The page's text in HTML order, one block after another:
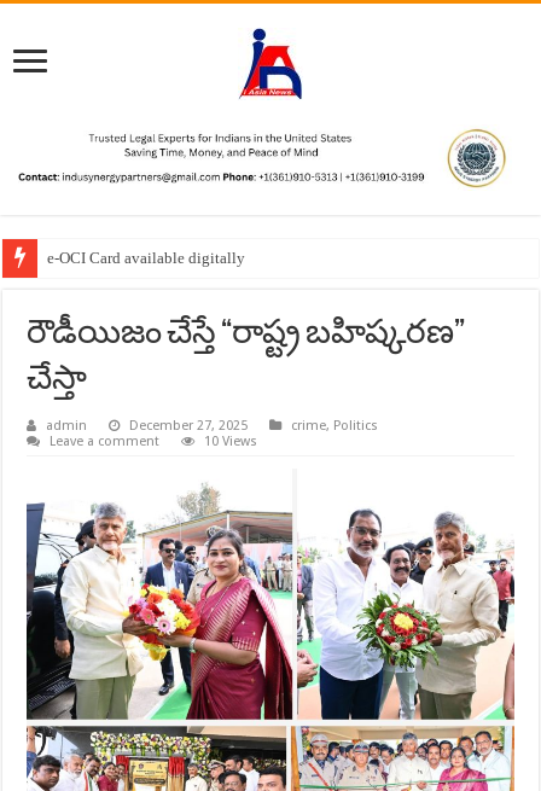
“Enjoying the nectar of Basavanna’s Vachanas in Europe.”
రౌడీయిజం చేస్తే “రాష్ట్ర బహిష్కరణ”
చేస్తా
admin December 27, 2025 crime, Politics
Leave a comment
10 Views